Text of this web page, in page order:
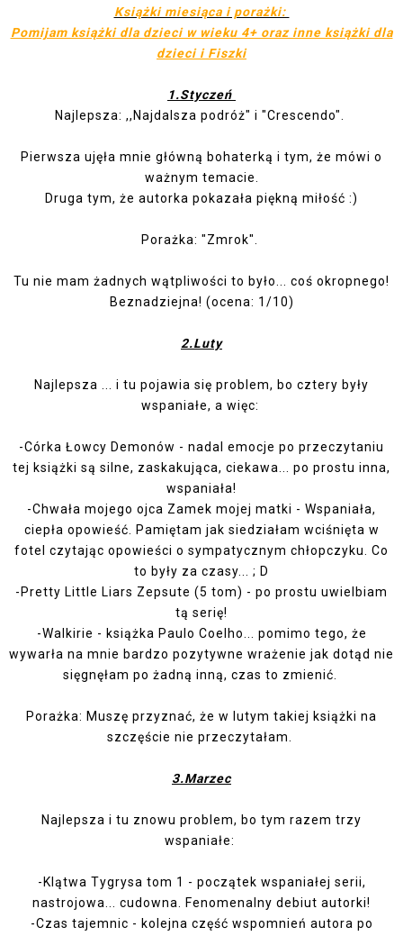
Książki miesiąca i porażki:
Pomijam książki dla dzieci w wieku 4+ oraz inne książki dla
dzieci i Fiszki
1.Styczeń
Najlepsza: ,, Najdalsza podróż" i "Crescendo"
Pierwsza ujęła mnie główną bohaterką i tym, że mówi o
ważnym temacie.
Druga tym, że autorka pokazała piękną miłość :)
Porażka: "Zmrok".
Tu nie mam żadnych wątpliwości to było... coś okropnego!
Beznadziejna! (ocena: 1/10)
2.Luty
Najlepsza ... i tu pojawia się problem, bo cztery były
wspaniałe, a więc:
-Córka Łowcy Demonów - nadal emocje po przeczytaniu
tej książki są silne, zaskakująca, ciekawa... po prostu inna,
wspaniała!
-Chwała mojego ojca Zamek mojej matki - Wspaniała,
ciepła opowieść. Pamiętam jak siedziałam wciśnięta w
fotel czytając opowieści o sympatycznym chłopczyku. Co
to były za czasy... ; D
- Pretty Little Liars Zepsute (5 tom) - po prostu uwielbiam
tą serię!
-Walkirie - książka Paulo Coelho... pomimo tego, że
wywarła na mnie bardzo pozytywne wrażenie jak dotąd nie
sięgnęłam po żadną inną, czas to zmienić.
Porażka: Muszę przyznać, że w lutym takiej książki na
szczęście nie przeczytałam.
3.Marzec
Najlepsza i tu znowu problem, bo tym razem trzy
wspaniałe:
- Klątwa Tygrysa tom 1 - początek wspaniałej serii,
nastrojowa... cudowna. Fenomenalny debiut autorki!
-Czas tajemnic - kolejna część wspomnień autora po